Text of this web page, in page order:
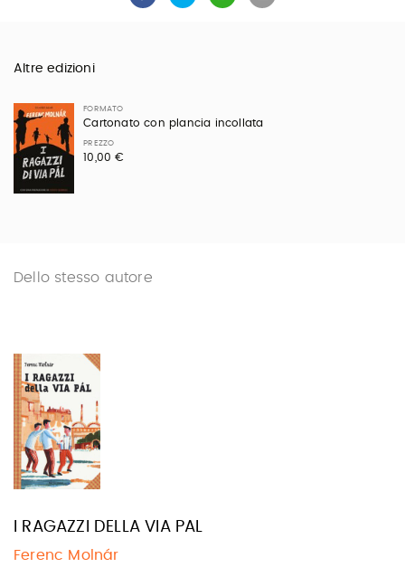
Altre edizioni
FORMATO
Cartonato con plancia incollata
PREZZO
10,00 €
Dello stesso autore
I RAGAZZI DELLA VIA PAL
Ferenc Molnár